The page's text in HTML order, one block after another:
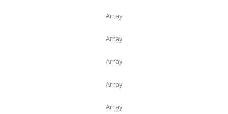
Array
Array
Array
Array
Array